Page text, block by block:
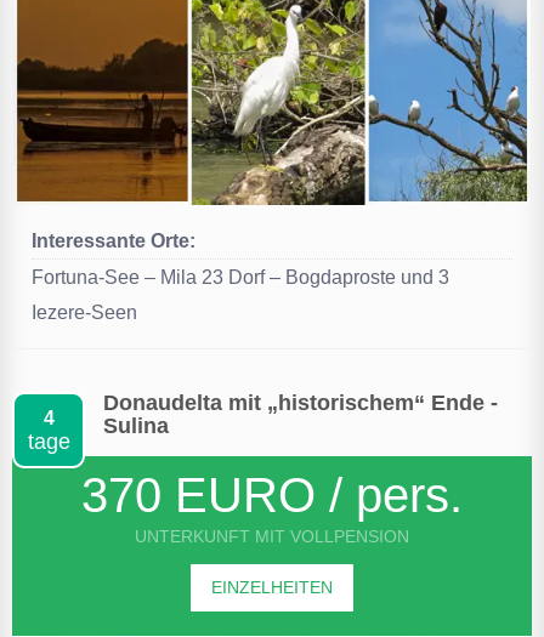
Interessante Orte:
Fortuna-See – Mila 23 Dorf – Bogdaproste und 3
Iezere-Seen
4
tage
Donaudelta mit „historischem“ Ende -
Sulina
370 EURO / pers.
UNTERKUNFT MIT VOLLPENSION
EINZELHEITEN